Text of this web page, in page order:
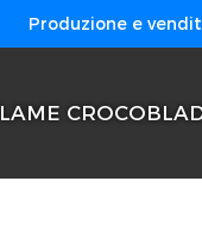
Produzione e
LAME